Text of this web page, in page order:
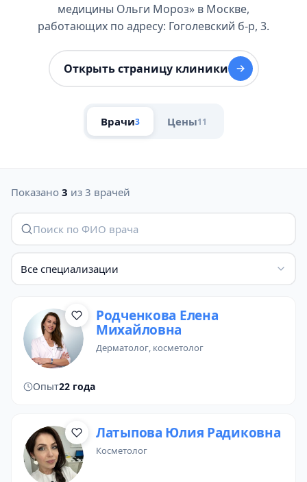
медицины Ольги Мороз» в Москве,
работающих по адресу: Гоголевский б-р, 3.
Открыть страницу клиники
Врачи3 Цены11
Показано 3 из 3 врачей
Все специализации
Родченкова Елена
Михайловна
дерматолог, косметолог
Опыт22 года
Латыпова Юлия Радиковна
косметолог